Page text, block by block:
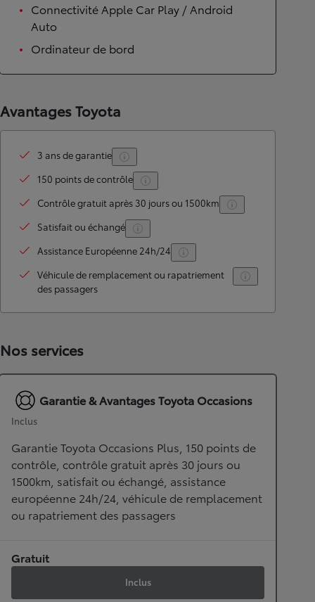
Connectivité Apple Car Play / Android
Auto
Ordinateur de bord
Avantages Toyota
3 ans de garantie
150 points de contrôle
Contrôle gratuit après 30 jours ou 1500km
Satisfait ou échangé
Assistance Européenne 24h/24
Véhicule de remplacement ou rapatriement
des passagers
Nos services
Garantie & Avantages Toyota Occasions
Inclus
Garantie Toyota Occasions Plus, 150 points de
contrôle, contrôle gratuit après 30 jours ou
1500km, satisfait ou échangé, assistance
européenne 24h/24, véhicule de remplacement
ou rapatriement des passagers
Gratuit
Inclus